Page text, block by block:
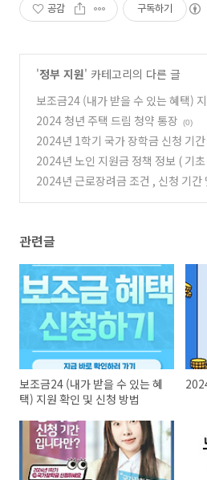
공감 구독하기
'정부 지원' 카테고리의 다른 글
보조금24 (내가 받을 수 있는 혜택)
신청 방법
(0)
2024 청년 주택 드림 청약 통장 (0)
2024년 1학기 국가 장학금 신청 기
, 신청기준 (소득분위) (0)
2024년 노인 지원금 정책 정보 ( 기초
지급 대상 확대 , 일자리 수당 인상 등)
2024년 근로장려금 조건 , 신청 기간
관련글
보조금24 (내가 받을 수 있는 혜
택) 지원 확인 및 신청 방법